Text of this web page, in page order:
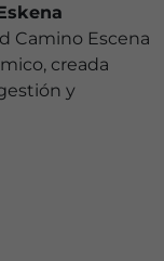
Camino Escena
creada
y